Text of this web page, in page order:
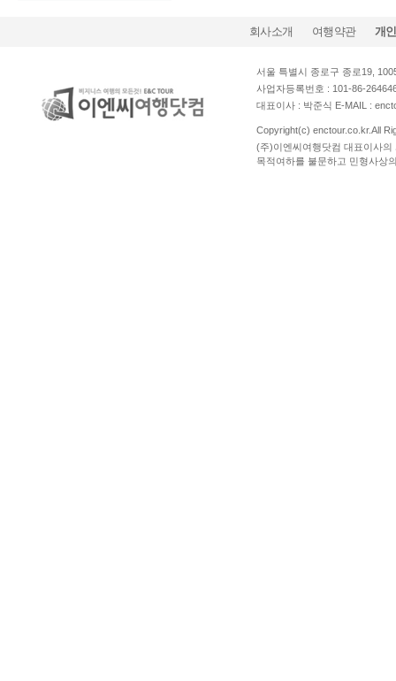
회사소개 여행약관 개
서울 특별시 종로구 종로19,
사업자등록번호 : 101-86-
대표이사 : 박준식 E-MAIL :
Copyright(c) enctour.co.kr.All
(주)이엔씨여행닷컴 대표이사
목적여하를 불문하고 민형사상